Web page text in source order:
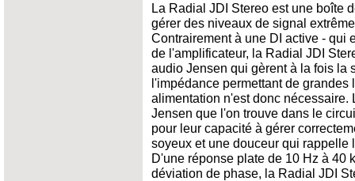
La Radial JDI Stereo est une boîte
gérer des niveaux de signal
Contrairement à une DI active - qui
de l'amplificateur, la Radial JDI
audio Jensen qui gèrent à la fois la
l'impédance permettant de
alimentation n'est donc nécessaire.
Jensen que l'on trouve dans le
pour leur capacité à gérer
soyeux et une douceur qui
D'une réponse plate de 10 Hz à 40
déviation de phase, la Radial JDI